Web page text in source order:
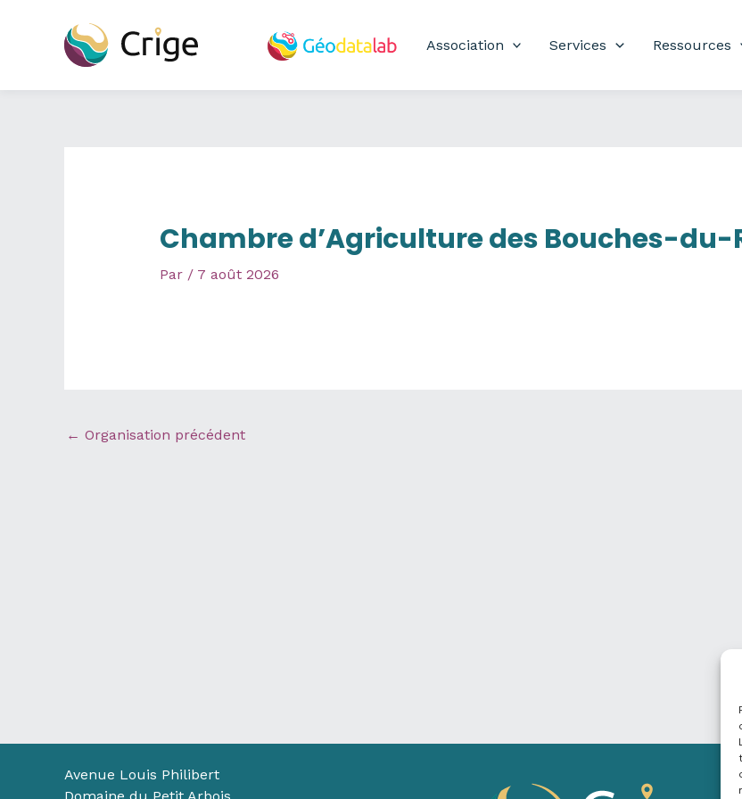
Association Services Ressources
Chambre d’Agriculture des Bouches-du-
Par / 7 août 2026
← Organisation précédent
Avenue Louis Philibert